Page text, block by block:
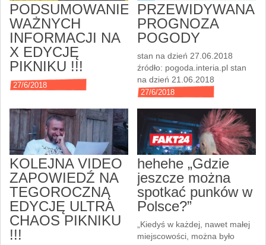
PODSUMOWANIE
WAŻNYCH
INFORMACJI NA
X EDYCJĘ
PIKNIKU !!!
27/6/2018
PRZEWIDYWANA
PROGNOZA
POGODY
stan na dzień 27.06.2018
źródło: pogoda.interia.pl stan
na dzień 21.06.2018
27/6/2018
KOLEJNA VIDEO
ZAPOWIEDŹ NA
TEGOROCZNĄ
EDYCJĘ ULTRA
CHAOS PIKNIKU
!!!
hehehe „Gdzie
jeszcze można
spotkać punków w
Polsce?”
„Kiedyś w każdej, nawet małej
miejscowości, można było